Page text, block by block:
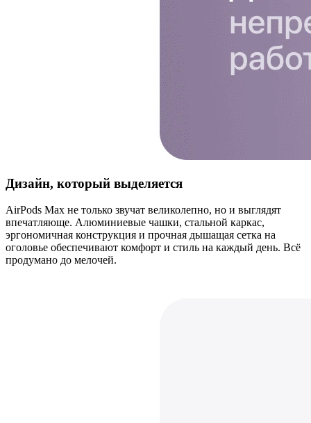
Дизайн, который выделяется
AirPods Max не только звучат великолепно, но и выглядят
впечатляюще. Алюминиевые чашки, стальной каркас,
эргономичная конструкция и прочная дышащая сетка на
оголовье обеспечивают комфорт и стиль на каждый день. Всё
продумано до мелочей.